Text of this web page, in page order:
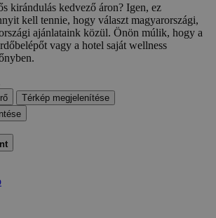
kirándulás kedvező áron? Igen, ez
kell tennie, hogy választ magyarországi,
ajánlataink közül. Önön múlik, hogy a
vagy a hotel saját wellness
Térkép megjelenítése